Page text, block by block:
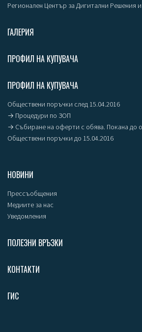
Регионален Център за Дигитални Решения
ГАЛЕРИЯ
ПРОФИЛ НА КУПУВАЧА
ПРОФИЛ НА КУПУВАЧА
Обществени поръчки след 15.04.2016
→ Процедури по ЗОП
→ Събиране на оферти с обява. Покана до
Обществени поръчки до 15.04.2016
НОВИНИ
Прессъобщения
Медиите за нас
Уведомления
ПОЛЕЗНИ ВРЪЗКИ
КОНТАКТИ
ГИС